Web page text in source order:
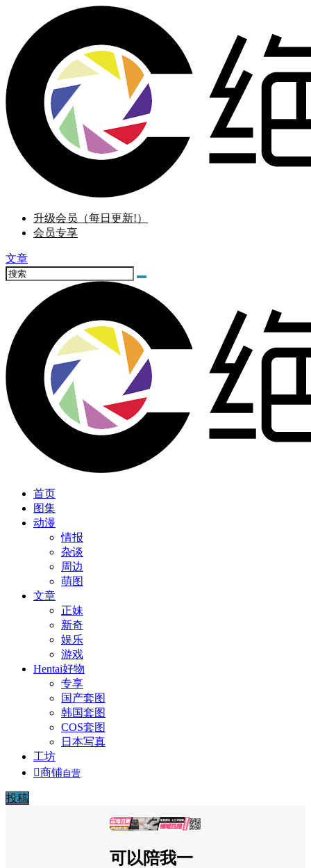
升级会员（每日更新!）
会员专享
文章
首页
图集
动漫
情报
杂谈
周边
萌图
文章
正妹
新奇
娱乐
游戏
Hentai好物
专享
国产套图
韩国套图
COS套图
日本写真
工坊
商铺自营
投稿
广告
可以陪我一